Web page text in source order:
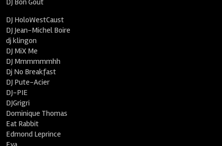
DJ Bon Goût
DJ HoloWestCaust
DJ Jean-Michel Boire
dj klingon
DJ MiX Me
DJ Mmmmmmhh
Dj No Breakfast
DJ Pute-Acier
DJ-PIE
DJGrigri
Dominique Thomas
Eat Rabbit
Edmond Leprince